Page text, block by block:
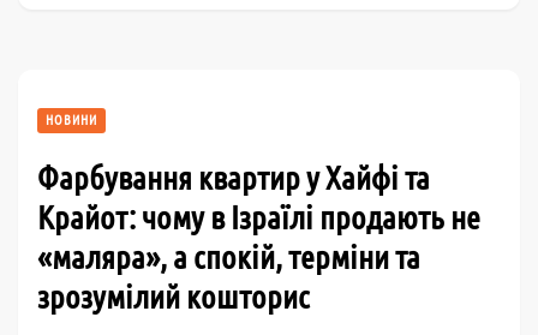
НОВИНИ
Фарбування квартир у Хайфі та
Крайот: чому в Ізраїлі продають не
«маляра», а спокій, терміни та
зрозумілий кошторис